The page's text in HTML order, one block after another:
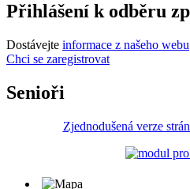
Přihlášení k odběru
Dostávejte informace z našeho webu
Chci se zaregistrovat
Senioři
Zjednodušená verze